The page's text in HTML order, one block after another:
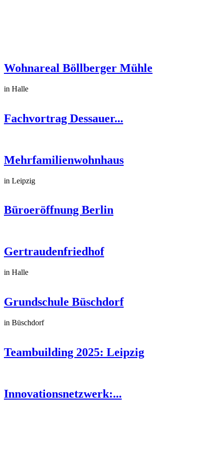
Wohnareal Böllberger Mühle
in Halle
Fachvortrag Dessauer...
Mehrfamilienwohnhaus
in Leipzig
Büroeröffnung Berlin
Gertraudenfriedhof
in Halle
Grundschule Büschdorf
in Büschdorf
Teambuilding 2025: Leipzig
Innovationsnetzwerk:...